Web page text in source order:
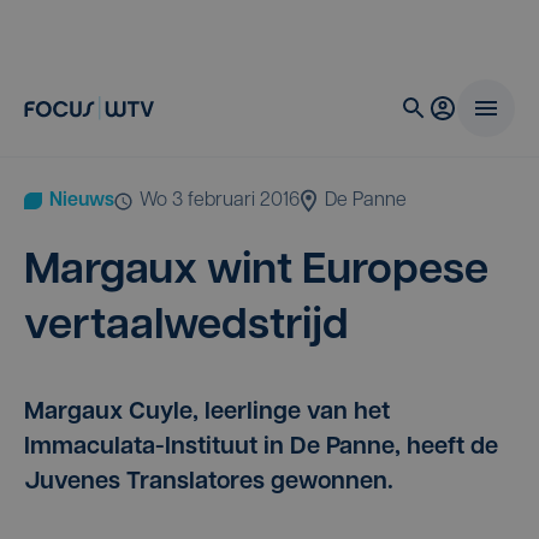
Nieuws wo 3 februari 2016 De Panne
Mar­gaux wint Euro­pe­se
vertaalwedstrijd
Margaux Cuyle, leerlinge van het
Immaculata-Instituut in De Panne, heeft de
Juvenes Translatores gewonnen.